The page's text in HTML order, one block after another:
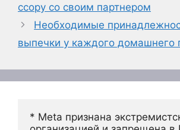
ссору со своим партнером
Необходимые
выпечки у каждого домашнего
* Meta признана